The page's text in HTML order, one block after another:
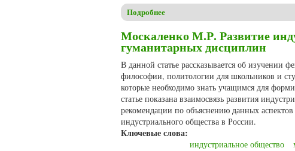
Подробнее
Москаленко М.Р. Развитие
гуманитарных дисциплин
В данной статье рассказывается об изучении
философии, политологии для школьников и
которые необходимо знать учащимся для
статье показана взаимосвязь развития
рекомендации по объяснению данных
индустриального общества в России.
Ключевые слова:
индустриальное общество